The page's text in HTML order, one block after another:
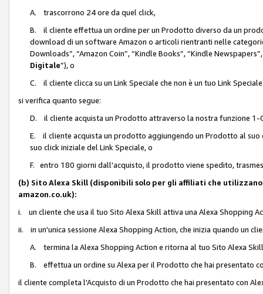
A. trascorrono 24 ore da quel click,
B. il cliente effettua un ordine per un Prodotto diverso da un
download di un software Amazon o articoli rientranti nelle categorie
Downloads”, “Amazon Coin”, “Kindle Books”, “Kindle
Digitale”), o
C. il cliente clicca su un Link Speciale che non è un tuo Link
si verifica quanto segue:
D. il cliente acquista un Prodotto attraverso la nostra funzione 1-
E. il cliente acquista un prodotto aggiungendo un Prodotto al
suo click iniziale del Link Speciale, o
F. entro 180 giorni dall'acquisto, il prodotto viene spedito,
(b) Sito Alexa Skill (disponibili solo per gli affiliati che
amazon.co.uk):
i. un cliente che usa il tuo Sito Alexa Skill attiva una Alexa Shopping
ii. in un'unica sessione Alexa Shopping Action, che inizia quando un
A. termina la Alexa Shopping Action e ritorna al tuo Sito Alexa
B. effettua un ordine su Alexa per il Prodotto che hai presentato
il cliente completa l'Acquisto di un Prodotto che hai presentato con